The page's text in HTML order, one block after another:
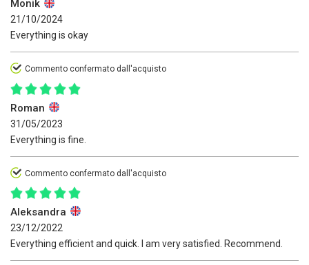
Monik
21/10/2024
Everything is okay
Commento confermato dall'acquisto
Roman
31/05/2023
Everything is fine.
Commento confermato dall'acquisto
Aleksandra
23/12/2022
Everything efficient and quick. I am very satisfied. Recommend.